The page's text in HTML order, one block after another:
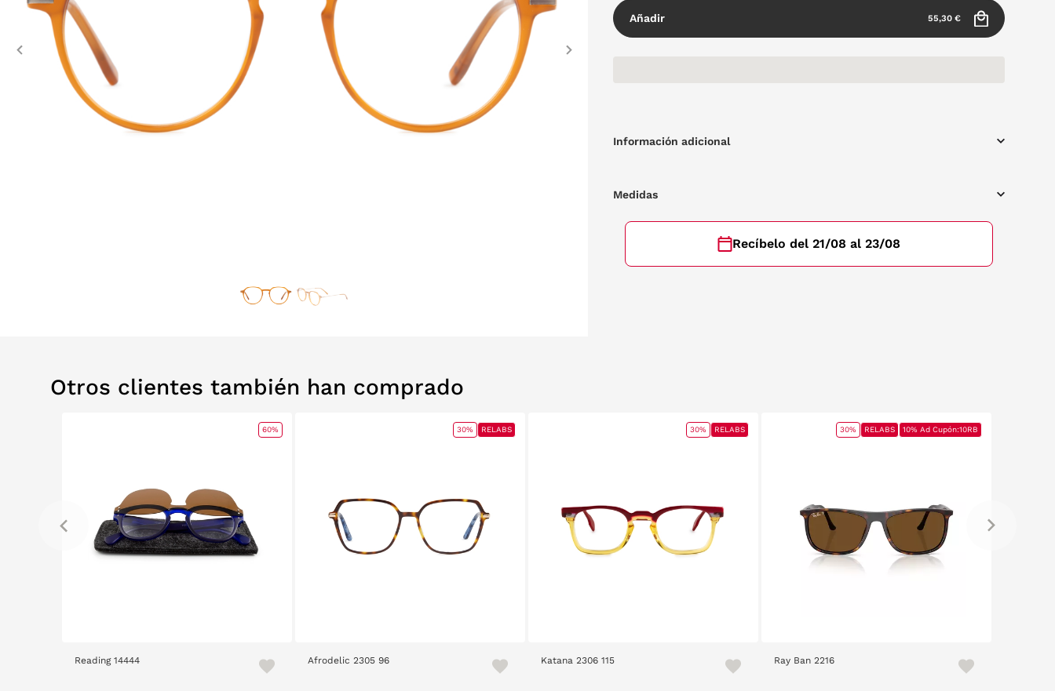
Previous
Añadir 55,30 €
Información adicional
Medidas
Recíbelo del 21/08 al 23/08
Otros clientes también han comprado
Reading 14444
60%
Afrodelic 2305 96
30% RELABS
Katana 2306 115
30% RELABS
Ray Ban 2216
30% RELABS 10% Ad Cupón:10RB